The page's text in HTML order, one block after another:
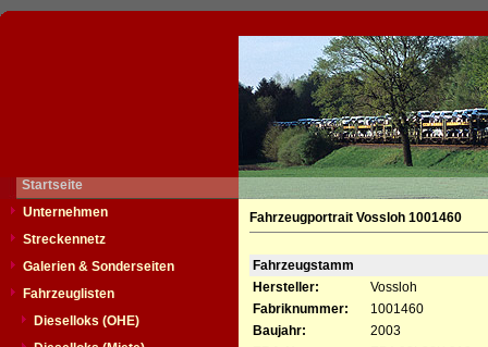
Startseite
Unternehmen
Streckennetz
Galerien & Sonderseiten
Fahrzeuglisten
Dieselloks (OHE)
Fahrzeugportrait Vossloh 1001460
Fahrzeugstamm
Hersteller:
Vossloh
Fabriknummer:
1001460
Baujahr:
2003